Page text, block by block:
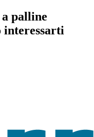
palline
interessarti